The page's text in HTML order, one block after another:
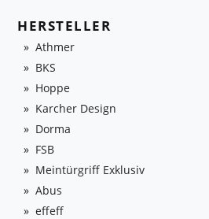
HERSTELLER
Athmer
BKS
Hoppe
Karcher Design
Dorma
FSB
Meintürgriff Exklusiv
Abus
effeff